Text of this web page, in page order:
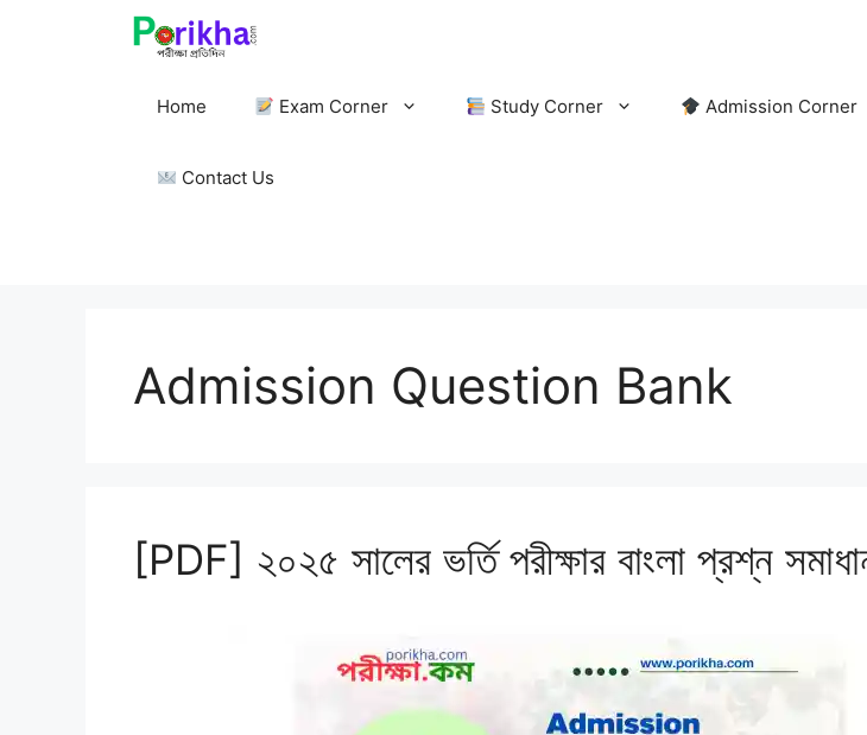
Home Exam Corner Study Corner Admission Corner
Contact Us
Admission Question Bank
[PDF] ২০২৫ সালের ভর্তি পরীক্ষার বাংলা প্রশ্ন